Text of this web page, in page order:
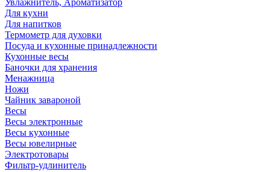
Увлажнитель, Ароматизатор
Для кухни
Для напитков
Термометр для духовки
Посуда и кухонные принадлежности
Кухонные весы
Баночки для хранения
Менажница
Ножи
Чайник завароной
Весы
Весы электронные
Весы кухонные
Весы ювелирные
Электротовары
Фильтр-удлинитель